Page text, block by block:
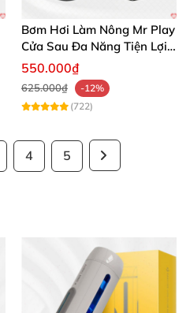
Bơm Hơi Làm Nông Mr Play
Cửa Sau Đa Năng Tiện Lợi
Giá Tốt
550.000₫
625.000₫
-12%
(722)
4 5